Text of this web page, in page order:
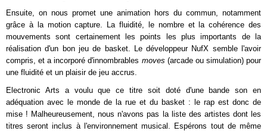
Ensuite, on nous promet une animation hors du commun, notamment
grâce à la motion capture. La fluidité, le nombre et la cohérence des
mouvements sont certainement les points les plus importants de la
réalisation d'un bon jeu de basket. Le développeur NufX semble l'avoir
compris, et a incorporé d'innombrables moves (arcade ou simulation) pour
une fluidité et un plaisir de jeu accrus.
Electronic Arts a voulu que ce titre soit doté d'une bande son en
adéquation avec le monde de la rue et du basket : le rap est donc de
mise ! Malheureusement, nous n'avons pas la liste des artistes dont les
titres seront inclus à l'environnement musical. Espérons tout de même